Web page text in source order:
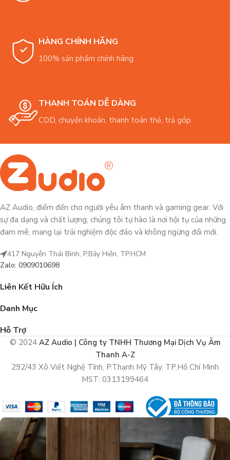
HÀNG CHÍNH HÃNG
100% sản phẩm chính hãng
THANH TOÁN DỄ DÀNG
COD, chuyển khoản, thanh toán thẻ, trả góp
AZ Audio, điểm đến cho người yêu âm thanh và gaming gear. Với
sự đa dạng và chất lượng, chúng tôi tự hào là nơi hội tụ của những
đam mê, mang lại trải nghiệm độc đáo và không ngừng đổi mới.
417 Nguyễn Thái Bình, P.Bảy Hiền, TP.HCM
Zalo: 0909010698
Liên Kết Hữu Ích
Danh Mục
Hỗ Trợ
© 2024 AZ Audio | Công ty TNHH Thương Mại Dịch Vụ Âm
Thanh A-Z
292/43 Xô Viết Nghệ Tĩnh, P.Thạnh Mỹ Tây, TP.Hồ Chí Minh
MST: 0313199464